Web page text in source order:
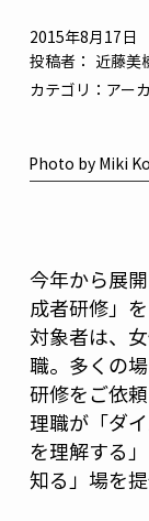
Photo by Miki
今年から展
成者研修」
対象者は、
職。多くの場
研修をご依
理職が「ダ
を理解する
知る」場を提
2015年8月17日
投稿者：
アー
カテゴリ：
近藤美